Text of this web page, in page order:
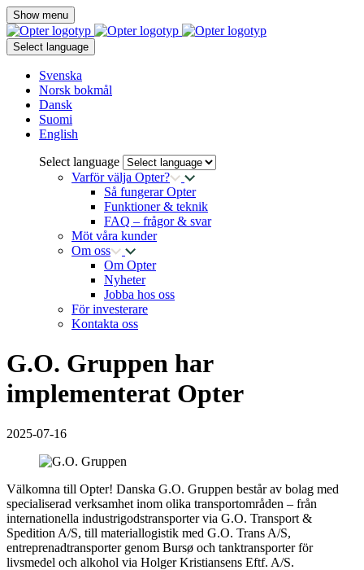
Show menu
Select language
Svenska
Norsk bokmål
Dansk
Suomi
English
Select language
Varför välja Opter?
Så fungerar Opter
Funktioner & teknik
FAQ – frågor & svar
Möt våra kunder
Om oss
Om Opter
Nyheter
Jobba hos oss
För investerare
Kontakta oss
G.O. Gruppen har
implementerat Opter
2025-07-16
Välkomna till Opter! Danska G.O. Gruppen består av bolag med
specialiserad verksamhet inom olika transportområden – från
internationella industrigodstransporter via G.O. Transport &
Spedition A/S, till materiallogistik med G.O. Trans A/S,
entreprenadtransporter genom Bursø och tanktransporter för
livsmedel och alkohol via Holger Kristiansens Eftf. A/S.